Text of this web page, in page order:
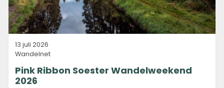
13 juli 2026
Wandelnet
Pink Ribbon Soester Wandelweekend
2026